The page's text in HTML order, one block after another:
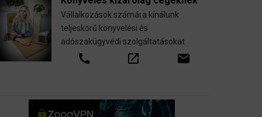
Vállalkozások számára kínálunk
teljeskörű könyvelési és
adószakügyvédi szolgáltatásokat
call open_in_new email